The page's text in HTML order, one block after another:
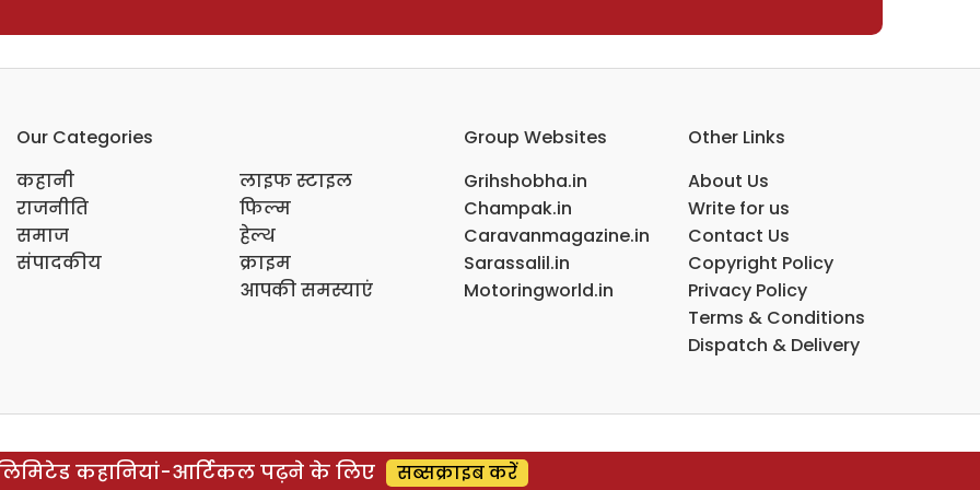
Our Categories
कहानी
राजनीति
समाज
संपादकीय
लाइफ स्टाइल
फिल्म
हेल्थ
क्राइम
आपकी समस्याएं
Group Websites
Grihshobha.in
Champak.in
Caravanmagazine.in
Sarassalil.in
Motoringworld.in
Other Links
About Us
Write for us
Contact Us
Copyright Policy
Privacy Policy
Terms & Conditions
Dispatch & Delivery
कहानियां-आर्टिकल पढ़ने के लिए सब्सक्राइब करें